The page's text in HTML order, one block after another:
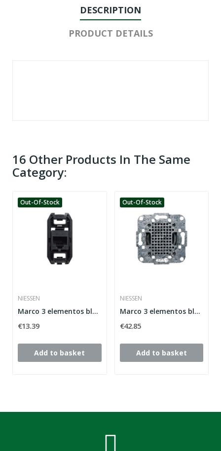
DESCRIPTION
PRODUCT DETAILS
16 Other Products In The Same
Category:
Out-Of-Stock
NIESSEN
Marco 3 elementos blanco alpino horizontal...
€13.39
Add to basket
Out-Of-Stock
NIESSEN
Marco 3 elementos blanco alpino horizontal...
€42.85
Add to basket